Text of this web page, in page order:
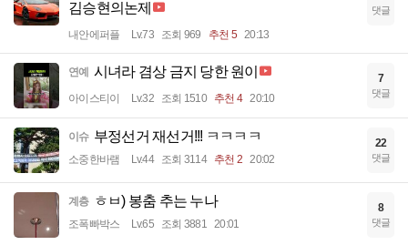
김승현의논제
내안에퍼플 Lv.73 조회 969 추천 5 20:13
댓글
연예 시녀라 겸상 금지 당한 원이
아이스티이 Lv.32 조회 1510 추천 4 20:10
7
댓글
이슈 부정선거 재선거!!! ㅋㅋㅋㅋ
소중한바램 Lv.44 조회 3114 추천 2 20:02
22
댓글
계층 ㅎㅂ) 봉춤 추는 누나
조폭빠박스 Lv.65 조회 3881 20:01
8
댓글